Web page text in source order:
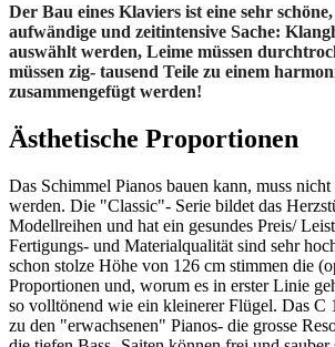
Der Bau eines Klaviers ist eine sehr
aufwändige und zeitintensive Sache:
auswählt werden, Leime müssen
müssen zig- tausend Teile zu einem
zusammengefügt werden!
Ästhetische Proportionen
Das Schimmel Pianos bauen kann, muss nicht
werden. Die "Classic"- Serie bildet das
Modellreihen und hat ein gesundes Preis/
Fertigungs- und Materialqualität sind sehr
schon stolze Höhe von 126 cm stimmen die
Proportionen und, worum es in erster Linie
so volltönend wie ein kleinerer Flügel. Das C
zu den "erwachsenen" Pianos- die grosse